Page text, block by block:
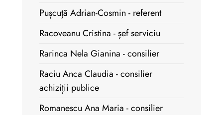
Pușcuță Adrian-Cosmin - referent
Racoveanu Cristina - șef serviciu
Rarinca Nela Gianina - consilier
Raciu Anca Claudia - consilier
achiziții publice
Romanescu Ana Maria - consilier